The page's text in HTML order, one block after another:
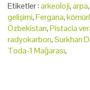
Etiketler :arkeoloji,arpa,
gelişimi,Fergana,
Özbekistan,Pistacia
radyokarbon,Surkhan
Toda-1 Mağarası,